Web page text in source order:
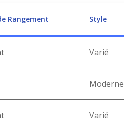
Rangement Style
Varié
Moderne
Varié